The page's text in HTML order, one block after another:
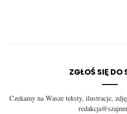
ZGŁOŚ SIĘ DO
Czekamy na Wasze teksty, ilustracje,